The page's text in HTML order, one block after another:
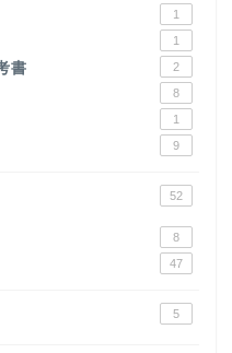
1
1
書 2
8
1
9
52
8
47
5